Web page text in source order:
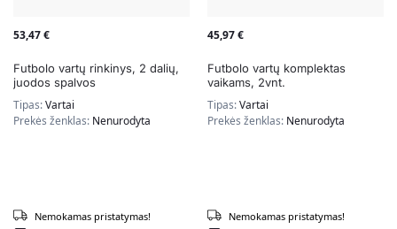
53,47€
Futbolo vartų rinkinys, 2 dalių,
juodos spalvos
Tipas:Vartai
Prekės ženklas: Nenurodyta
Nemokamas pristatymas!
45,97€
Futbolo vartų komplektas
vaikams, 2vnt.
Tipas:Vartai
Prekės ženklas: Nenurodyta
Nemokamas pristatymas!